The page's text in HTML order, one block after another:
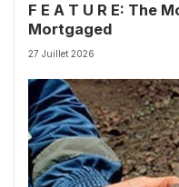
F E A T U R E: The
Mortgaged
27 Juillet 2026